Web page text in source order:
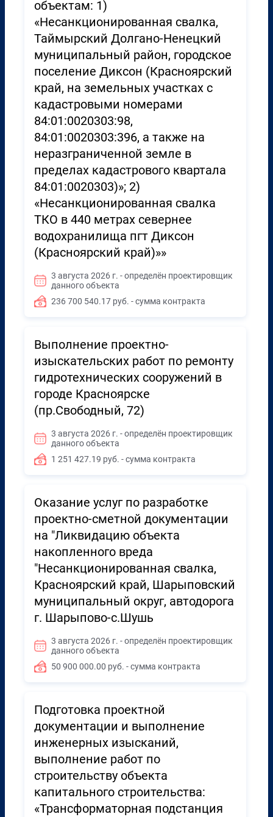
объектам: 1)
«Несанкционированная свалка,
Таймырский Долгано-Ненецкий
муниципальный район, городское
поселение Диксон (Красноярский
край, на земельных участках с
кадастровыми номерами
84:01:0020303:98,
84:01:0020303:396, а также на
неразграниченной земле в
пределах кадастрового квартала
84:01:0020303)»; 2)
«Несанкционированная свалка
ТКО в 440 метрах севернее
водохранилища пгт Диксон
(Красноярский край)»»
3 августа 2026 г. - определён проектировщик
данного объекта
236 700 540.17 руб. - сумма контракта
Выполнение проектно-
изыскательских работ по ремонту
гидротехнических сооружений в
городе Красноярске
(пр.Свободный, 72)
3 августа 2026 г. - определён проектировщик
данного объекта
1 251 427.19 руб. - сумма контракта
Оказание услуг по разработке
проектно-сметной документации
на "Ликвидацию объекта
накопленного вреда
"Несанкционированная свалка,
Красноярский край, Шарыповский
муниципальный округ, автодорога
г. Шарыпово-с.Шушь
3 августа 2026 г. - определён проектировщик
данного объекта
50 900 000.00 руб. - сумма контракта
Подготовка проектной
документации и выполнение
инженерных изысканий,
выполнение работ по
строительству объекта
капитального строительства:
«Трансформаторная подстанция